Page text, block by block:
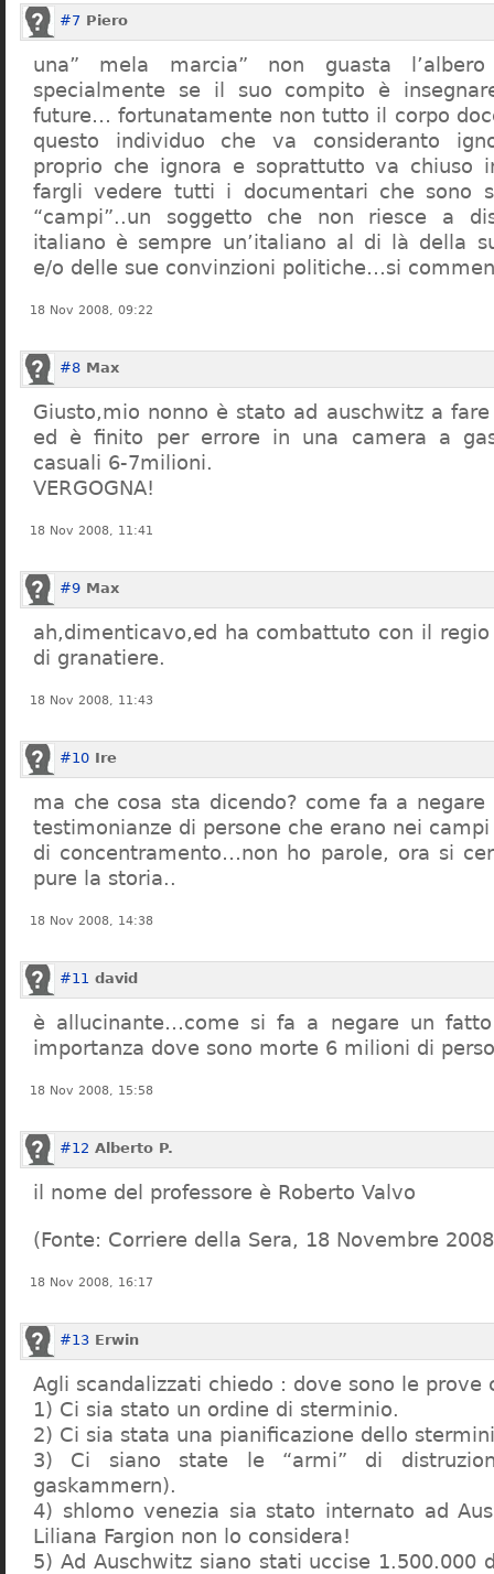
#7 Piero
una” mela marcia” non guasta
specialmente se il suo compito è
future… fortunatamente non tutto il corpo
questo individuo che va consideranto
proprio che ignora e soprattutto va chiuso
fargli vedere tutti i documentari che sono
“campi”..un soggetto che non riesce a
italiano è sempre un’italiano al di là della
e/o delle sue convinzioni politiche…si
18 Nov 2008, 09:22
#8 Max
Giusto,mio nonno è stato ad auschwitz a
ed è finito per errore in una camera a
casuali 6-7milioni.
VERGOGNA!
18 Nov 2008, 11:41
#9 Max
ah,dimenticavo,ed ha combattuto con il
di granatiere.
18 Nov 2008, 11:43
#10 Ire
ma che cosa sta dicendo? come fa a
testimonianze di persone che erano nei campi
di concentramento…non ho parole, ora si
pure la storia..
18 Nov 2008, 14:38
#11 david
è allucinante…come si fa a negare un
importanza dove sono morte 6 milioni di
18 Nov 2008, 15:58
#12 Alberto P.
il nome del professore è Roberto Valvo
(Fonte: Corriere della Sera, 18 Novembre
18 Nov 2008, 16:17
#13 Erwin
Agli scandalizzati chiedo : dove sono le prove
1) Ci sia stato un ordine di sterminio.
2) Ci sia stata una pianificazione dello
3) Ci siano state le “armi” di
gaskammern).
4) shlomo venezia sia stato internato ad
Liliana Fargion non lo considera!
5) Ad Auschwitz siano stati uccise 1.500.000